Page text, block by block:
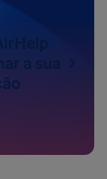
a sua